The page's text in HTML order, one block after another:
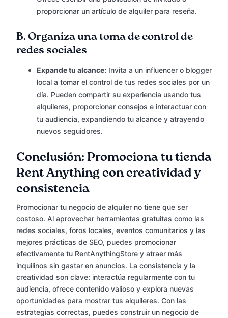
proporcionar un artículo de alquiler para reseña.
B.Organiza una toma de control de
redes sociales
Expande tu alcance: Invita a un influencer o blogger
local a tomar el control de tus redes sociales por un
día. Pueden compartir su experiencia usando tus
alquileres, proporcionar consejos e interactuar con
tu audiencia, expandiendo tu alcance y atrayendo
nuevos seguidores.
Conclusión: Promociona tu tienda
Rent Anything con creatividad y
consistencia
Promocionar tu negocio de alquiler no tiene que ser
costoso. Al aprovechar herramientas gratuitas como las
redes sociales, foros locales, eventos comunitarios y las
mejores prácticas de SEO, puedes promocionar
efectivamente tu RentAnythingStore y atraer más
inquilinos sin gastar en anuncios. La consistencia y la
creatividad son clave: interactúa regularmente con tu
audiencia, ofrece contenido valioso y explora nuevas
oportunidades para mostrar tus alquileres. Con las
estrategias correctas, puedes construir un negocio de